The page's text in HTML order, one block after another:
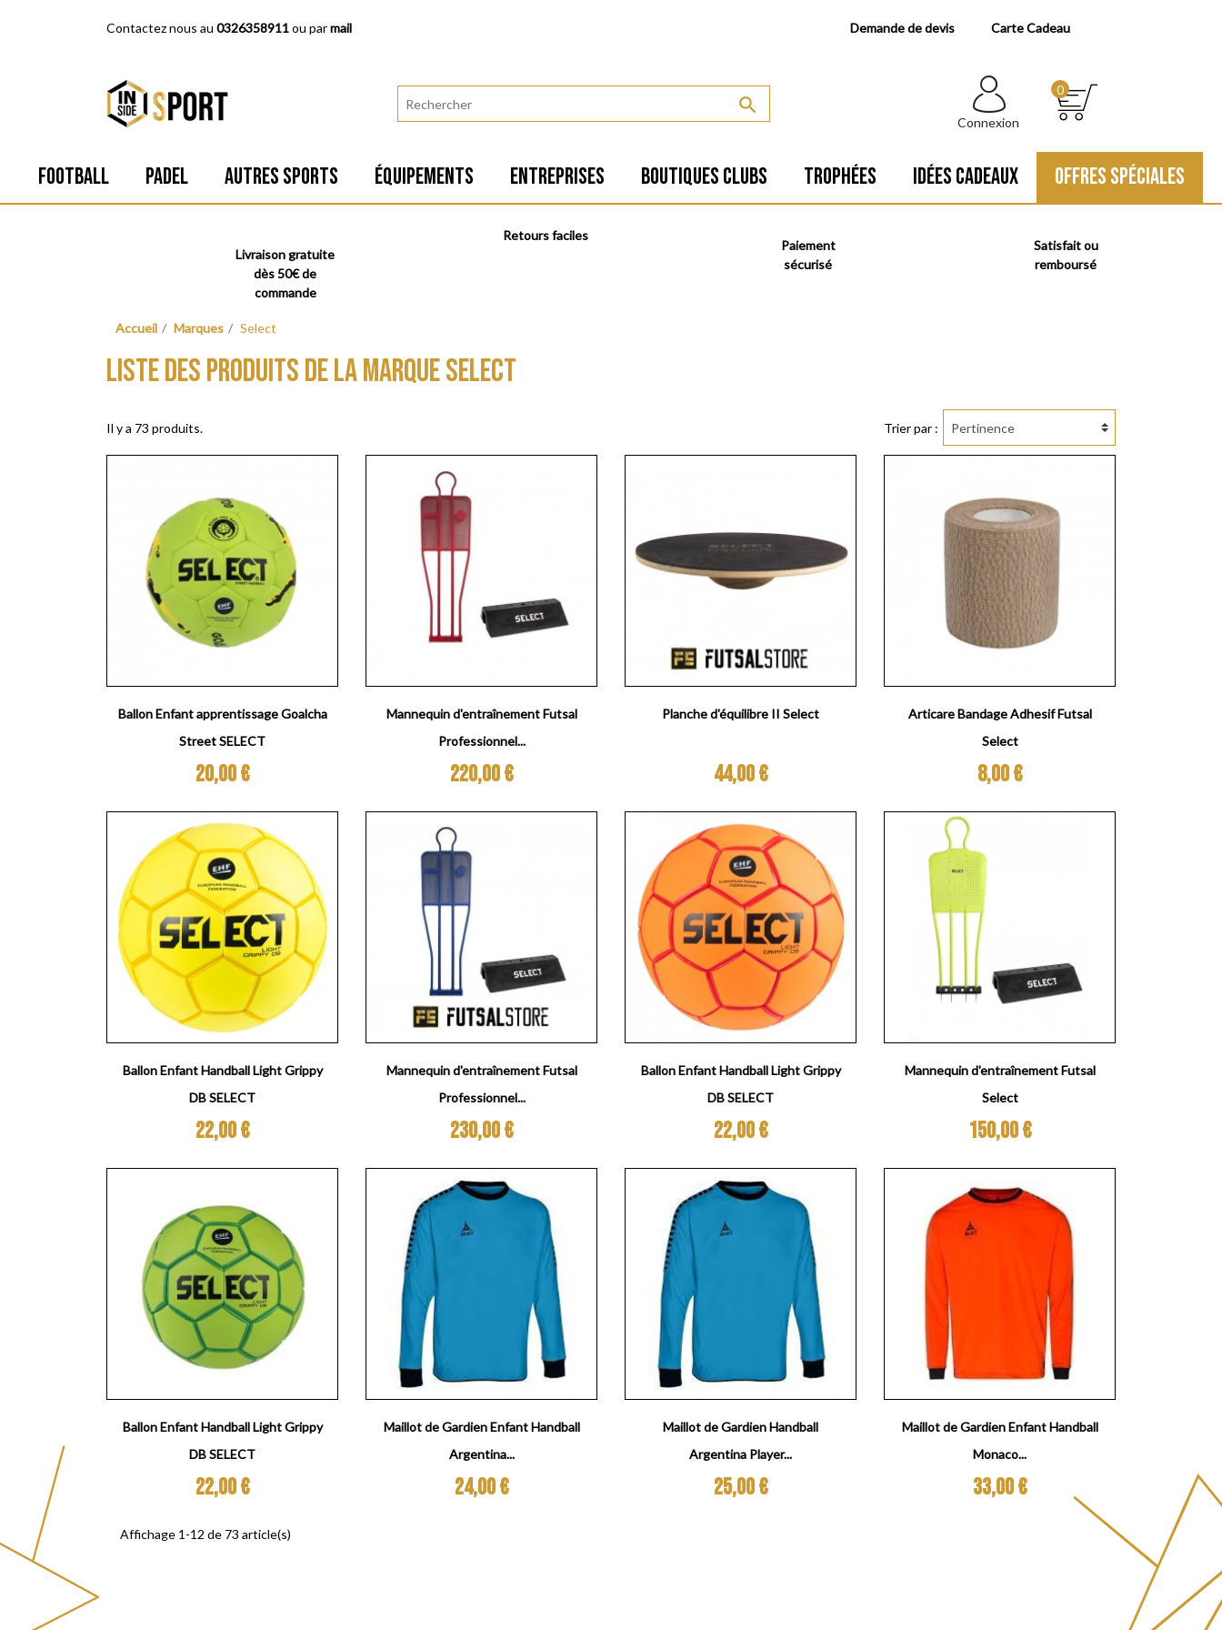
Contactez nous au 0326358911ou parmail Demande de devis Carte Cadeau

Connexion
0
FOOTBALL PADEL AUTRES SPORTS ÉQUIPEMENTS ENTREPRISES BOUTIQUES CLUBS TROPHÉES IDÉES CADEAUX OFFRES SPÉCIALES
Livraison gratuite
dès 50€ de
commande
Retours faciles
Paiement
sécurisé
Satisfait ou
remboursé
Accueil Marques Select
LISTE DES PRODUITS DE LA MARQUE SELECT
Il y a 73 produits. Trier par :
Ballon Enfant apprentissage Goalcha
Street SELECT
Prix
20,00 €
Mannequin d'entraînement Futsal
Professionnel...
Prix
220,00 €
Planche d'équilibre II Select
Prix
44,00 €
Articare Bandage Adhesif Futsal
Select
Prix
8,00 €
Ballon Enfant Handball Light Grippy
DB SELECT
Prix
22,00 €
Mannequin d'entraînement Futsal
Professionnel...
Prix
230,00 €
Ballon Enfant Handball Light Grippy
DB SELECT
Prix
22,00 €
Mannequin d'entraînement Futsal
Select
Prix
150,00 €
Ballon Enfant Handball Light Grippy
DB SELECT
Prix
22,00 €
Maillot de Gardien Enfant Handball
Argentina...
Prix
24,00 €
Maillot de Gardien Handball
Argentina Player...
Prix
25,00 €
Maillot de Gardien Enfant Handball
Monaco...
Prix
33,00 €
Affichage 1-12 de 73 article(s)